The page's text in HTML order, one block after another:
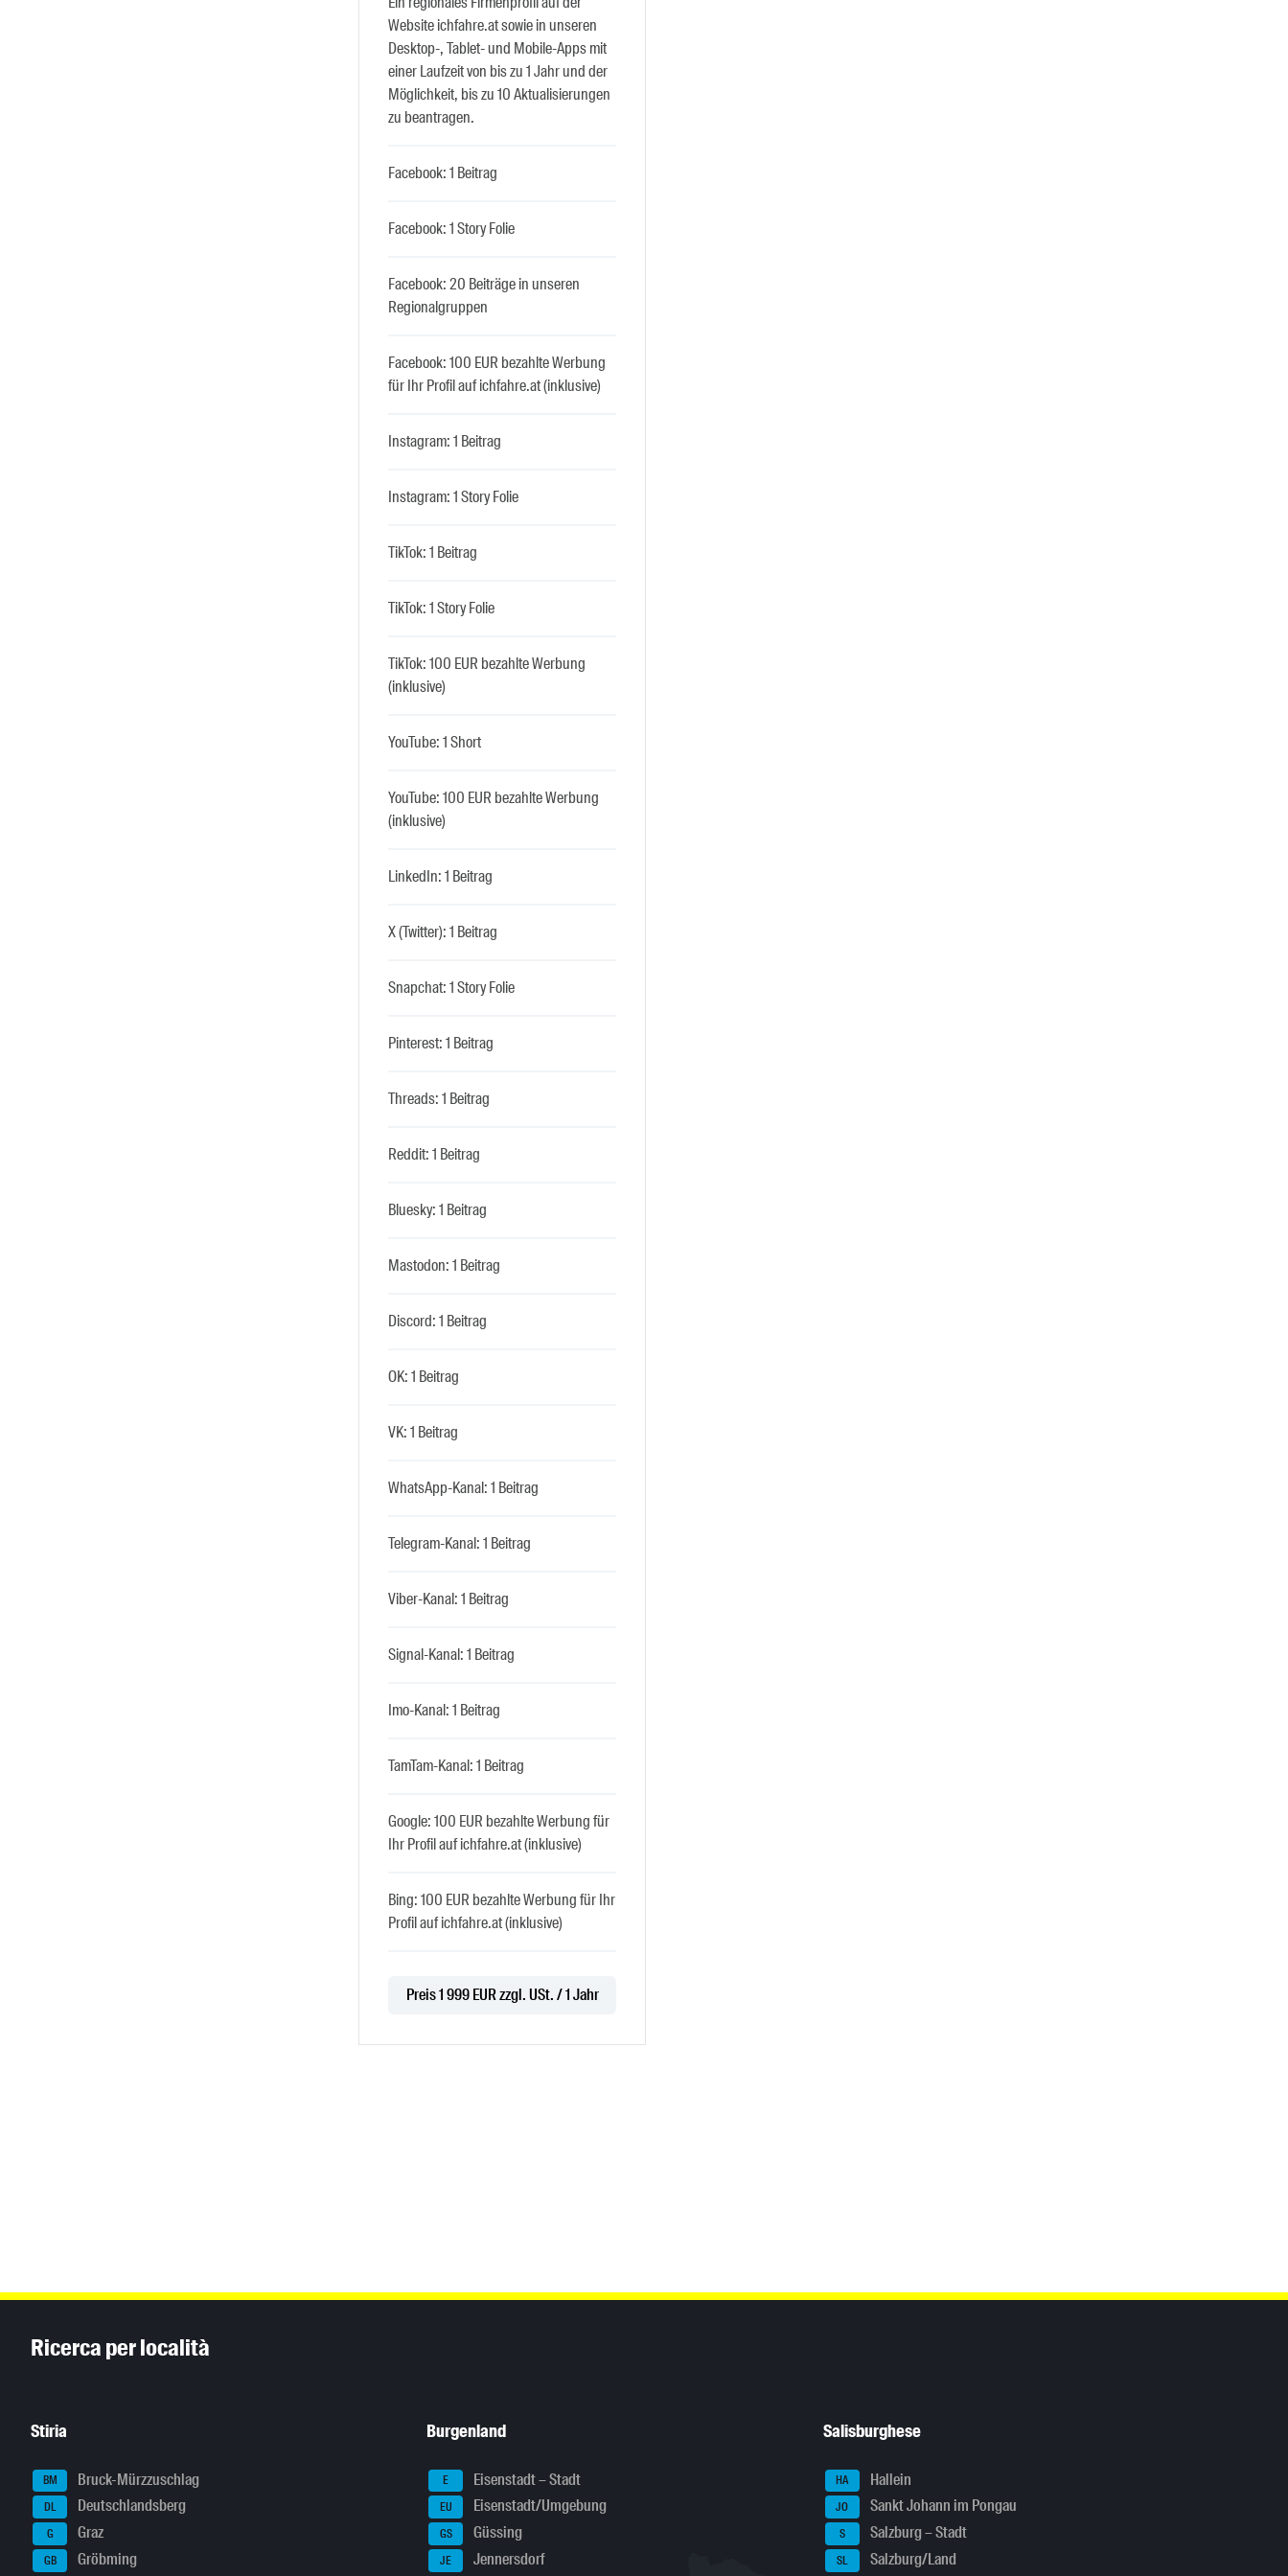
Website ichfahre.at sowie in unseren
Desktop-, Tablet- und Mobile-Apps mit
einer Laufzeit von bis zu 1 Jahr und der
Möglichkeit, bis zu 10 Aktualisierungen
zu beantragen.
Facebook: 1 Beitrag
Facebook: 1 Story Folie
Facebook: 20 Beiträge in unseren
Regionalgruppen
Facebook: 100 EUR bezahlte Werbung
für Ihr Profil auf ichfahre.at (inklusive)
Instagram: 1 Beitrag
Instagram: 1 Story Folie
TikTok: 1 Beitrag
TikTok: 1 Story Folie
TikTok: 100 EUR bezahlte Werbung
(inklusive)
YouTube: 1 Short
YouTube: 100 EUR bezahlte Werbung
(inklusive)
LinkedIn: 1 Beitrag
X (Twitter): 1 Beitrag
Snapchat: 1 Story Folie
Pinterest: 1 Beitrag
Threads: 1 Beitrag
Reddit: 1 Beitrag
Bluesky: 1 Beitrag
Mastodon: 1 Beitrag
Discord: 1 Beitrag
OK: 1 Beitrag
VK: 1 Beitrag
WhatsApp-Kanal: 1 Beitrag
Telegram-Kanal: 1 Beitrag
Viber-Kanal: 1 Beitrag
Signal-Kanal: 1 Beitrag
Imo-Kanal: 1 Beitrag
TamTam-Kanal: 1 Beitrag
Google: 100 EUR bezahlte Werbung für
Ihr Profil auf ichfahre.at (inklusive)
Bing: 100 EUR bezahlte Werbung für Ihr
Profil auf ichfahre.at (inklusive)
Preis 1 999 EUR zzgl. USt. / 1 Jahr
Ricerca per località
Stiria
BM Bruck-Mürzzuschlag
DL Deutschlandsberg
G Graz
GB
Gröbming
Burgenland
E Eisenstadt – Stadt
EU Eisenstadt/Umgebung
GS Güssing
JE
Jennersdorf
Salisburghese
HA Hallein
JO Sankt Johann im Pongau
S Salzburg – Stadt
SL
Salzburg/Land